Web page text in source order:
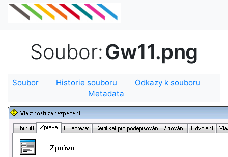
Soubor:Gw11.png
Soubor Historie souboru
Odkazy k souboru
Metadata